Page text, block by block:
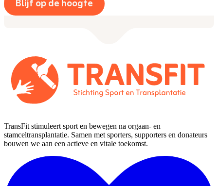
TransFit stimuleert sport en bewegen na orgaan- en
stamceltransplantatie. Samen met sporters, supporters en donateurs
bouwen we aan een actieve en vitale toekomst.